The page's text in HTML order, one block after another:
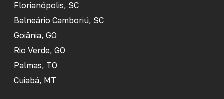
Florianópolis, SC
Balneário Camboriú, SC
Goiânia, GO
Rio Verde, GO
Palmas, TO
Cuiabá, MT